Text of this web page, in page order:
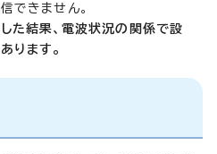
できません。
た結果、電波状況の関係で設
ります。